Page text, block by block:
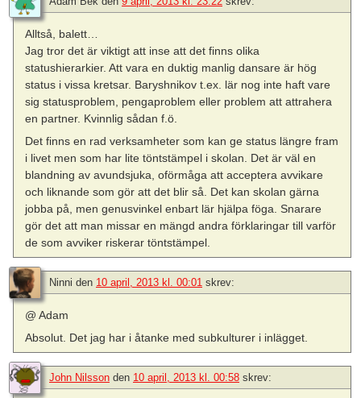
Alltså, balett…
Jag tror det är viktigt att inse att det finns olika
statushierarkier. Att vara en duktig manlig dansare är hög
status i vissa kretsar. Baryshnikov t.ex. lär nog inte haft vare
sig statusproblem, pengaproblem eller problem att attrahera
en partner. Kvinnlig sådan f.ö.
Det finns en rad verksamheter som kan ge status längre fram
i livet men som har lite töntstämpel i skolan. Det är väl en
blandning av avundsjuka, oförmåga att acceptera avvikare
och liknande som gör att det blir så. Det kan skolan gärna
jobba på, men genusvinkel enbart lär hjälpa föga. Snarare
gör det att man missar en mängd andra förklaringar till varför
de som avviker riskerar töntstämpel.
Ninni den 10 april, 2013 kl. 00:01 skrev:
@ Adam
Absolut. Det jag har i åtanke med subkulturer i inlägget.
John Nilsson den 10 april, 2013 kl. 00:58 skrev: